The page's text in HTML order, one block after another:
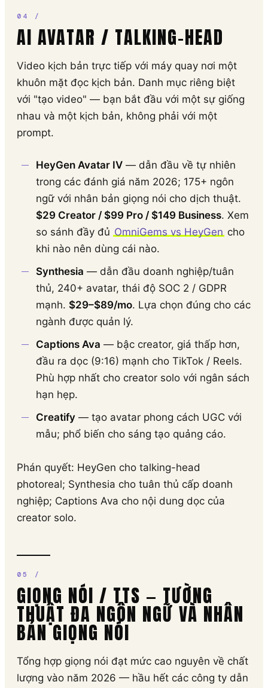
AI AVATAR / TALKING-HEAD
Video kịch bản trực tiếp với máy quay nơi một
khuôn mặt đọc kịch bản. Danh mục riêng biệt
với "tạo video" — bạn bắt đầu với một sự giống
nhau và một kịch bản, không phải với một
prompt.
HeyGen Avatar IV — dẫn đầu về tự nhiên
trong các đánh giá năm 2026; 175+ ngôn
ngữ với nhân bản giọng nói cho dịch thuật.
$29 Creator / $99 Pro / $149 Business. Xem
so sánh đầy đủ OmniGems vs HeyGen cho
khi nào nên dùng cái nào.
Synthesia — dẫn đầu doanh nghiệp/tuân
thủ, 240+ avatar, thái độ SOC 2 / GDPR
mạnh. $29–$89/mo. Lựa chọn đúng cho các
ngành được quản lý.
Captions Ava — bậc creator, giá thấp hơn,
đầu ra dọc (9:16) mạnh cho TikTok / Reels.
Phù hợp nhất cho creator solo với ngân sách
hạn hẹp.
Creatify — tạo avatar phong cách UGC với
mẫu; phổ biến cho sáng tạo quảng cáo.
Phán quyết: HeyGen cho talking-head
photoreal; Synthesia cho tuân thủ cấp doanh
nghiệp; Captions Ava cho nội dung dọc của
creator solo.
GIỌNG NÓI / TTS — TƯỜNG
THUẬT ĐA NGÔN NGỮ VÀ NHÂN
BẢN GIỌNG NÓI
Tổng hợp giọng nói đạt mức cao nguyên về chất
lượng vào năm 2026 — hầu hết các công ty dẫn